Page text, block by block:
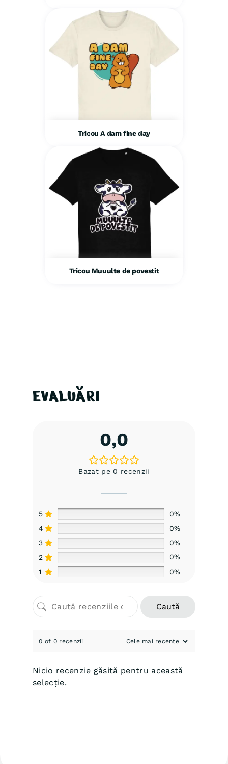
Tricou A dam fine day
Tricou Muuulte de povestit
EVALUĂRI
0,0
Bazat pe 0 recenzii
5
0%
4
0%
3
0%
2
0%
1
0%
Caută
0 of 0 recenzii
Nicio recenzie găsită pentru această
selecție.